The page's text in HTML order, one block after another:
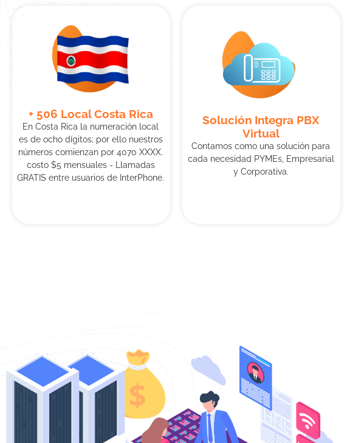
+ 506 Local Costa Rica
En Costa Rica la numeración local
es de ocho dígitos; por ello nuestros
números comienzan por 4070 XXXX.
costo $5 mensuales - Llamadas
GRATIS entre usuarios de InterPhone.
Solución Integra PBX
Virtual
Contamos como una solución para
cada necesidad PYMEs, Empresarial
y Corporativa.